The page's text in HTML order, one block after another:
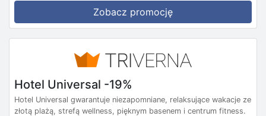
Zobacz promocję
Hotel Universal -19%
Hotel Universal gwarantuje niezapomniane, relaksujące wakacje ze
złotą plażą, strefą wellness, pięknym basenem i centrum fitness.